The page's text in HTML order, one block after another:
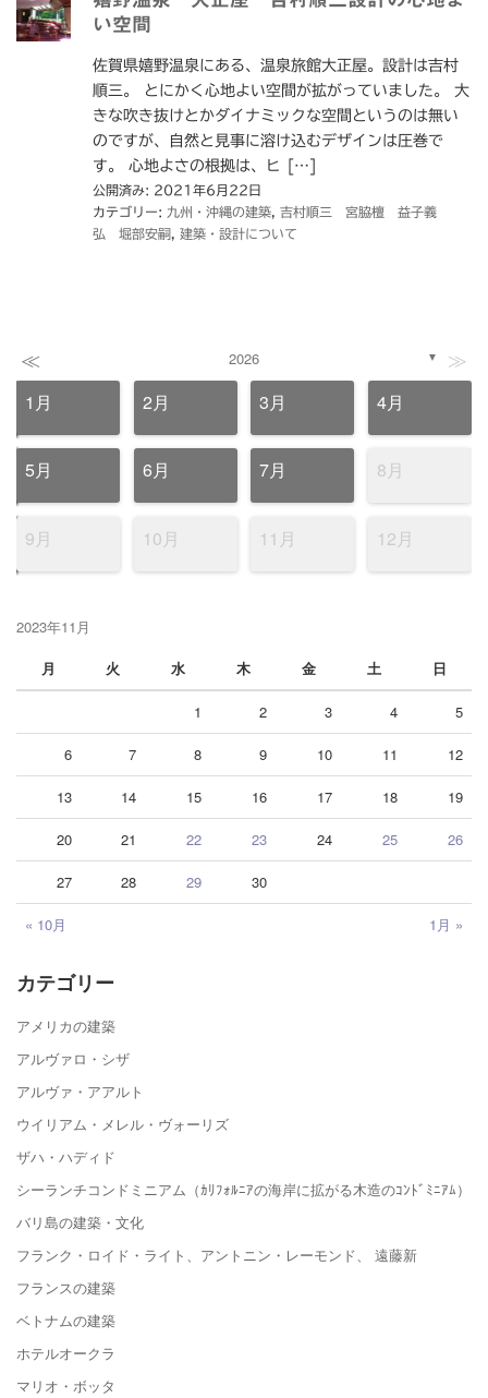
い空間
佐賀県嬉野温泉にある、温泉旅館大正屋。設計は吉村
順三。 とにかく心地よい空間が拡がっていました。 大
きな吹き抜けとかダイナミックな空間というのは無い
のですが、自然と見事に溶け込むデザインは圧巻で
す。 心地よさの根拠は、ヒ […]
公開済み: 2021年6月22日
カテゴリー: 九州・沖縄の建築
吉村順三 宮脇檀 益子義
弘 堀部安嗣
建築・設計について
≪ 2026 ▼ ≫
1月 2月 3月 4月
5月 6月 7月 8月
9月 10月 11月 12月
2023年11月
月
火 水 木 金 土 日
« 10月 1月 »
1 2 3 4 5
6 7 8 9 10 11 12
13 14 15 16 17 18 19
20 21 22 23 24 25 26
27 28 29 30
カテゴリー
アメリカの建築
アルヴァロ・シザ
アルヴァ・アアルト
ウイリアム・メレル・ヴォーリズ
ザハ・ハディド
シーランチコンドミニアム（ｶﾘﾌｫﾙﾆｱの海岸に拡がる木造のｺﾝﾄﾞﾐﾆｱﾑ）
バリ島の建築・文化
フランク・ロイド・ライト、アントニン・レーモンド、 遠藤新
フランスの建築
ベトナムの建築
ホテルオークラ
マリオ・ボッタ